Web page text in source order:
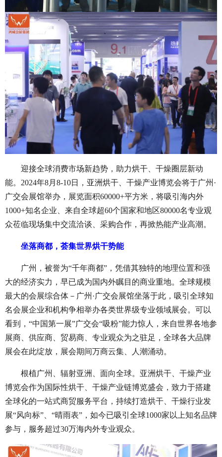
迎接全球消费市场新趋势，助力烘干、干燥圈层新动
能。 2024年8月8-10日，亚洲烘干、干燥产业博览会将于广州·
广交会展馆举办，展览面积60000+平方米，将吸引海内外
1000+知名企业、来自全球超60个国家和地区80000名专业观
众莅临现场集中交流洽谈、采购合作，再掀热能产业高潮。
坐落商都，荟集世界烘干势能
广州，被誉为“千年商都”，凭借其独特的地理位置和强
大的经济实力，早已成为国内外瞩目的商业重地。全球规模
最大的会展综合体－广州·广交会展馆坐落于此，吸引全球知
名会展企业和机构争相举办各类世界级专业领域展会。可以
看到，“中国第一展”广交会“吸粉”能力惊人，来自世界各地参
展商、供应商、贸易商、专业观众为之驻足，全球各大品牌
展会在此绽放，展会期间万商云集、人潮涌动。
根植广州、辐射亚洲、面向全球。亚洲烘干、干燥产业
博览会作为国际性烘干、干燥产业链博览盛会，致力于搭建
全球化的一站式商贸服务平台，持续打造烘干、干燥行业发
展“风向标”、“晴雨表”，如今已吸引全球1000家以上知名品牌
参与，服务超过30万海内外专业观众。